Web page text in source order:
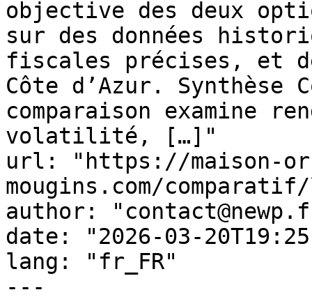
objective des deux
sur des données
fiscales précises, et
Côte d’Azur. Synthèse
comparaison examine
volatilité, […]"
url: "https://maison-
mougins.com/
author:
date: "2026-03-
lang: "fr_FR"
---